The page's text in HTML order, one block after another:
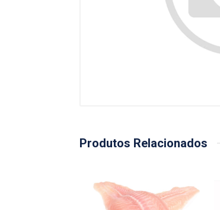
Produtos Relacionados